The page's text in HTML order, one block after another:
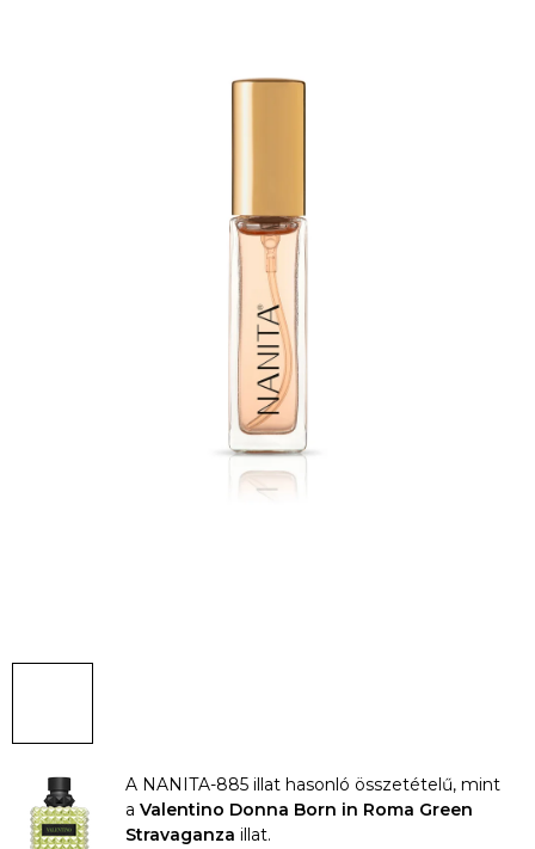
A NANITA-885 illat hasonló összetételű, mint
a Valentino Donna Born in Roma Green
Stravaganza illat.